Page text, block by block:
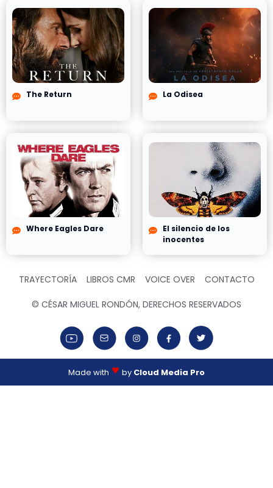
The Return La Odisea
Where Eagles Dare
El silencio de los
inocentes
TRAYECTORÍA LIBROS CMR VOICE OVER CONTACTO
© CÉSAR MIGUEL RONDÓN, DERECHOS RESERVADOS
Made with by Cloud Media Pro